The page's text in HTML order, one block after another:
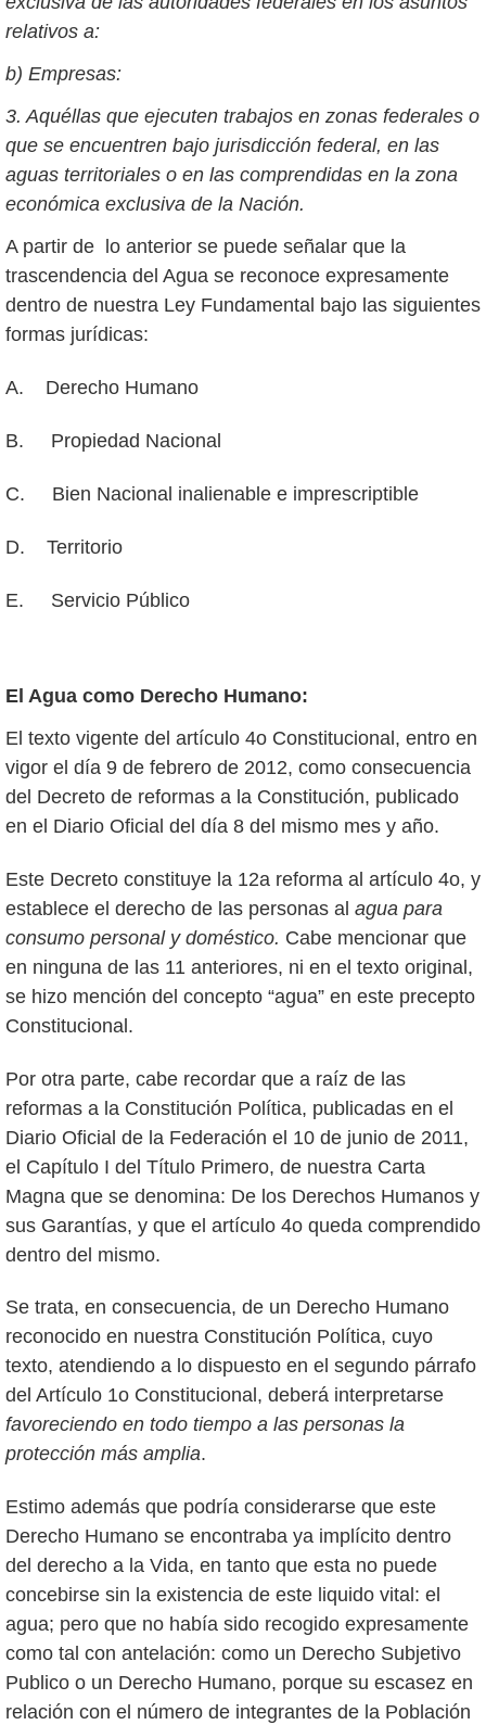
relativos a:
b) Empresas:
3. Aquéllas que ejecuten trabajos en zonas federales o
que se encuentren bajo jurisdicción federal, en las
aguas territoriales o en las comprendidas en la zona
económica exclusiva de la Nación.
A partir de lo anterior se puede señalar que la
trascendencia del Agua se reconoce expresamente
dentro de nuestra Ley Fundamental bajo las siguientes
formas jurídicas:
A. Derecho Humano
B. Propiedad Nacional
C. Bien Nacional inalienable e imprescriptible
D. Territorio
E. Servicio Público
El Agua como Derecho Humano:
El texto vigente del artículo 4o Constitucional, entro en
vigor el día 9 de febrero de 2012, como consecuencia
del Decreto de reformas a la Constitución, publicado
en el Diario Oficial del día 8 del mismo mes y año.
Este Decreto constituye la 12a reforma al artículo 4o, y
establece el derecho de las personas al agua para
consumo personal y doméstico. Cabe mencionar que
en ninguna de las 11 anteriores, ni en el texto original,
se hizo mención del concepto “agua” en este precepto
Constitucional.
Por otra parte, cabe recordar que a raíz de las
reformas a la Constitución Política, publicadas en el
Diario Oficial de la Federación el 10 de junio de 2011,
el Capítulo I del Título Primero, de nuestra Carta
Magna que se denomina: De los Derechos Humanos y
sus Garantías, y que el artículo 4o queda comprendido
dentro del mismo.
Se trata, en consecuencia, de un Derecho Humano
reconocido en nuestra Constitución Política, cuyo
texto, atendiendo a lo dispuesto en el segundo párrafo
del Artículo 1o Constitucional, deberá interpretarse
favoreciendo en todo tiempo a las personas la
protección más amplia.
Estimo además que podría considerarse que este
Derecho Humano se encontraba ya implícito dentro
del derecho a la Vida, en tanto que esta no puede
concebirse sin la existencia de este liquido vital: el
agua; pero que no había sido recogido expresamente
como tal con antelación: como un Derecho Subjetivo
Publico o un Derecho Humano, porque su escasez en
relación con el número de integrantes de la Población